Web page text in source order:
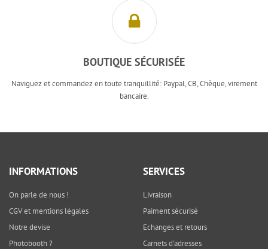
BOUTIQUE SÉCURISÉE
Naviguez et commandez en toute tranquillité: Paypal, CB, Chèque, virement
bancaire.
INFORMATIONS
On parle de nous !
CGV et mentions légales
Notre devise
Photobooth ?
SERVICES
Livraison
Paiment sécurisé
Echanges et retours
Carnets d'adresses